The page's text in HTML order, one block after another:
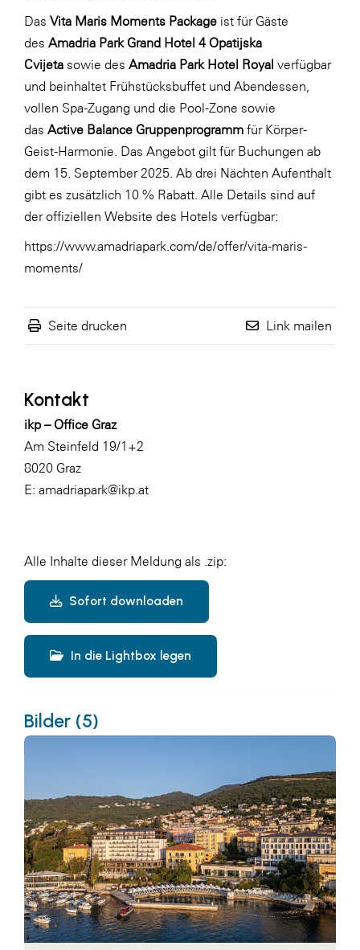
Das Vita Maris Moments Package ist für Gäste
des Amadria Park Grand Hotel 4 Opatijska
Cvijeta sowie des Amadria Park Hotel Royal verfügbar
und beinhaltet Frühstücksbuffet und Abendessen,
vollen Spa-Zugang und die Pool-Zone sowie
das Active Balance Gruppenprogramm für Körper-
Geist-Harmonie. Das Angebot gilt für Buchungen ab
dem 15. September 2025. Ab drei Nächten Aufenthalt
gibt es zusätzlich 10 % Rabatt. Alle Details sind auf
der offiziellen Website des Hotels verfügbar:
https://www.amadriapark.com/de/offer/vita-maris-
moments/
Seite drucken Link mailen
Kontakt
ikp – Office Graz
Am Steinfeld 19/1+2
8020 Graz
E: amadriapark@ikp.at
Alle Inhalte dieser Meldung als .zip:
Sofort downloaden
In die Lightbox legen
Bilder (5)